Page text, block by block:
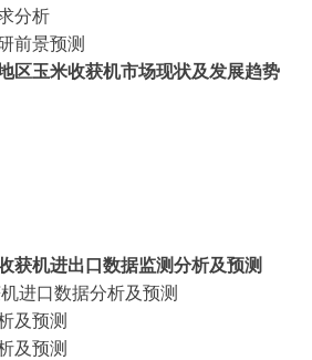
分析
前景预测
区玉米收获机市场现状及发展趋势
获机进出口数据监测分析及预测
进口数据分析及预测
及预测
及预测